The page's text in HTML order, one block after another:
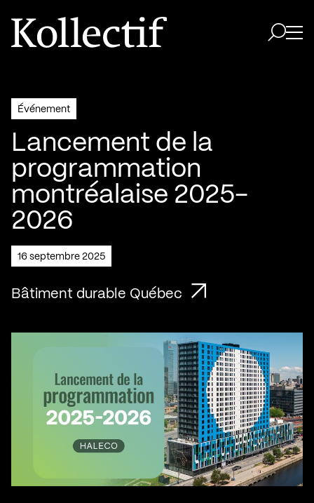
Aller à la page d'accueil
Logo Kollectif
Événement
Lancement de la
programmation
montréalaise 2025-
2026
16 septembre 2025
Bâtiment durable Québec